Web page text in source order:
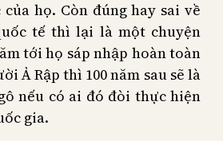
họ. Còn đúng hay sai về
tế thì lại là một chuyện
tới họ sáp nhập hoàn toàn
Ả Rập thì 100 năm sau sẽ là
nếu có ai đó đòi thực hiện
gia.